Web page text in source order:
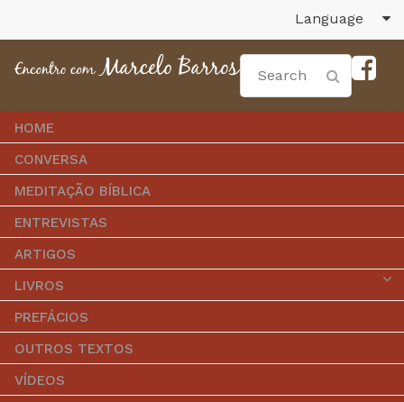
Language
HOME
CONVERSA
MEDITAÇÃO BÍBLICA
ENTREVISTAS
ARTIGOS
LIVROS
PREFÁCIOS
OUTROS TEXTOS
VÍDEOS